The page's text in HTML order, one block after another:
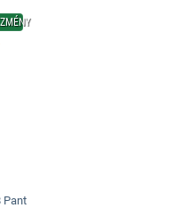
Pant